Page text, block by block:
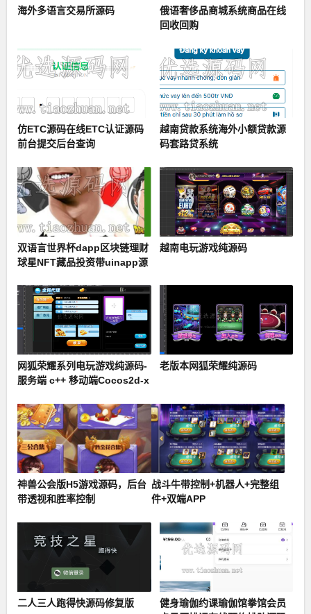
海外多语言交易所源码
俄语奢侈品商城系统商品在线
回收回购
仿ETC源码在线ETC认证源码
前台提交后台查询
越南贷款系统海外小额贷款源
码套路贷系统
双语言世界杯dapp区块链理财
球星NFT藏品投资带uinapp源
越南电玩游戏纯源码
网狐荣耀系列电玩游戏纯源码-
服务端 c++ 移动端Cocos2d-x
老版本网狐荣耀纯源码
神兽公会版H5游戏源码，后台
带透视和胜率控制
战斗牛带控制+机器人+完整组
件+双端APP
二人三人跑得快源码修复版
健身瑜伽约课瑜伽馆拳馆会员